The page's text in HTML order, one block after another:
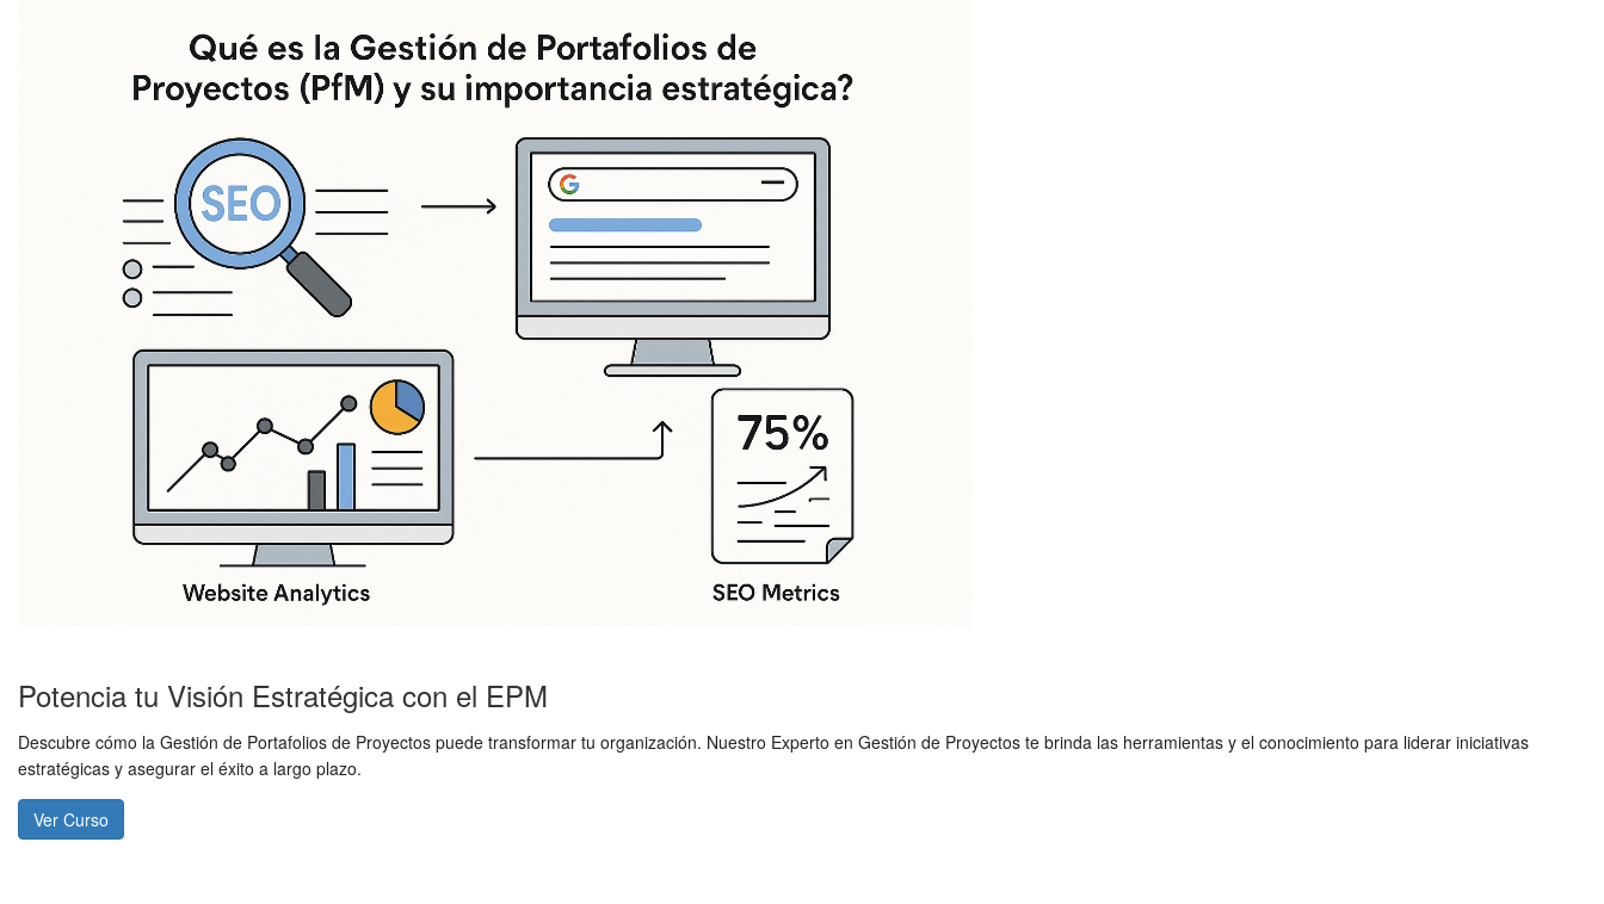
Potencia tu Visión Estratégica con el EPM
Descubre cómo la Gestión de Portafolios de Proyectos puede transformar tu organización. Nuestro Experto en Gestión de Proyectos te brinda las herramientas y el conocimiento para liderar iniciativas
estratégicas y asegurar el éxito a largo plazo.
Ver Curso